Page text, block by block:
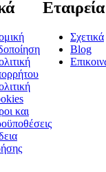
και
Εταιρεία
Σχετικά
Blog